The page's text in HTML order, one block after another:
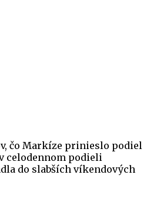
čo Markíze prinieslo podiel
celodennom podieli
do slabších víkendových